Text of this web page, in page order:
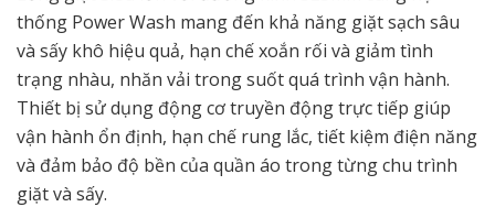
thống Power Wash mang đến khả năng giặt sạch sâu
và sấy khô hiệu quả, hạn chế xoắn rối và giảm tình
trạng nhàu, nhăn vải trong suốt quá trình vận hành.
Thiết bị sử dụng động cơ truyền động trực tiếp giúp
vận hành ổn định, hạn chế rung lắc, tiết kiệm điện năng
và đảm bảo độ bền của quần áo trong từng chu trình
giặt và sấy.